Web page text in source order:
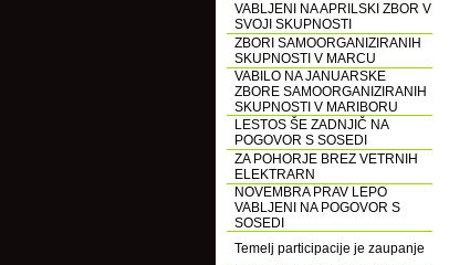
VABLJENI NA APRILSKI ZBOR V
SVOJI SKUPNOSTI
ZBORI SAMOORGANIZIRANIH
SKUPNOSTI V MARCU
VABILO NA JANUARSKE
ZBORE SAMOORGANIZIRANIH
SKUPNOSTI V MARIBORU
LESTOS ŠE ZADNJIČ NA
POGOVOR S SOSEDI
ZA POHORJE BREZ VETRNIH
ELEKTRARN
NOVEMBRA PRAV LEPO
VABLJENI NA POGOVOR S
SOSEDI
Temelj participacije je zaupanje